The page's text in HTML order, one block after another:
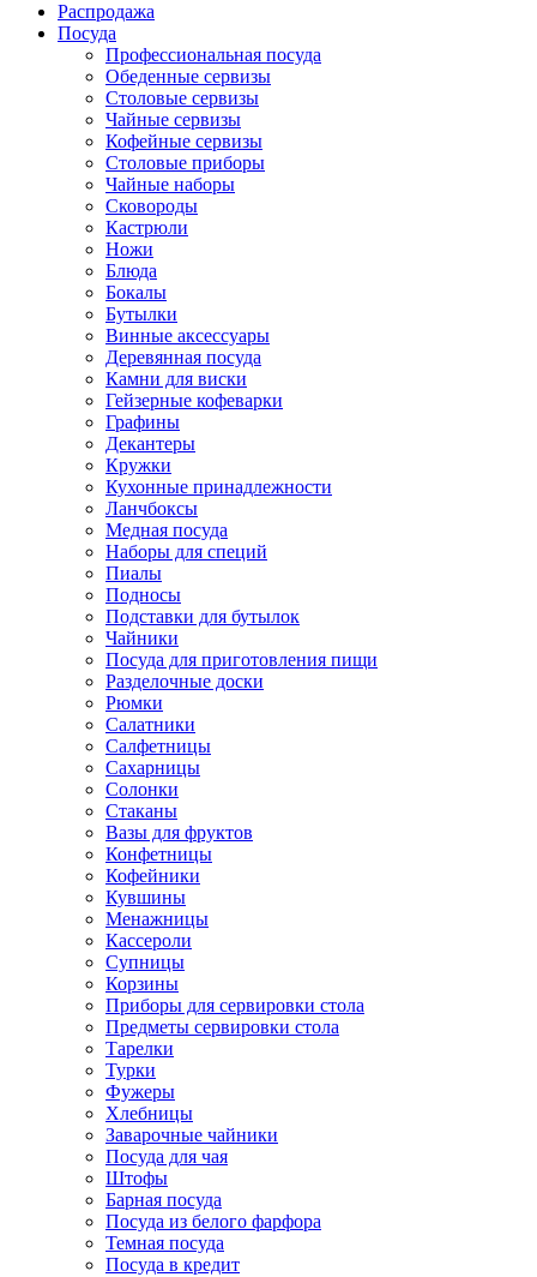
Распродажа
Посуда
Профессиональная посуда
Обеденные сервизы
Столовые сервизы
Чайные сервизы
Кофейные сервизы
Столовые приборы
Чайные наборы
Сковороды
Кастрюли
Ножи
Блюда
Бокалы
Бутылки
Винные аксессуары
Деревянная посуда
Камни для виски
Гейзерные кофеварки
Графины
Декантеры
Кружки
Кухонные принадлежности
Ланчбоксы
Медная посуда
Наборы для специй
Пиалы
Подносы
Подставки для бутылок
Чайники
Посуда для приготовления пищи
Разделочные доски
Рюмки
Салатники
Салфетницы
Сахарницы
Солонки
Стаканы
Вазы для фруктов
Конфетницы
Кофейники
Кувшины
Менажницы
Кассероли
Супницы
Корзины
Приборы для сервировки стола
Предметы сервировки стола
Тарелки
Турки
Фужеры
Хлебницы
Заварочные чайники
Посуда для чая
Штофы
Барная посуда
Посуда из белого фарфора
Темная посуда
Посуда в кредит